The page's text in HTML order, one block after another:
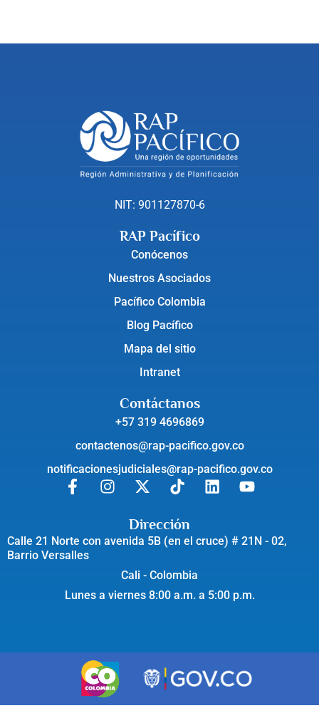
NIT: 901127870-6
RAP Pacífico
Conócenos
Nuestros Asociados
Pacífico Colombia
Blog Pacífico
Mapa del sitio
Intranet
Contáctanos
+57 319 4696869
contactenos@rap-pacifico.gov.co
notificacionesjudiciales@rap-pacifico.gov.co
Dirección
Calle 21 Norte con avenida 5B (en el cruce) # 21N - 02,
Barrio Versalles
Cali - Colombia
Lunes a viernes 8:00 a.m. a 5:00 p.m.